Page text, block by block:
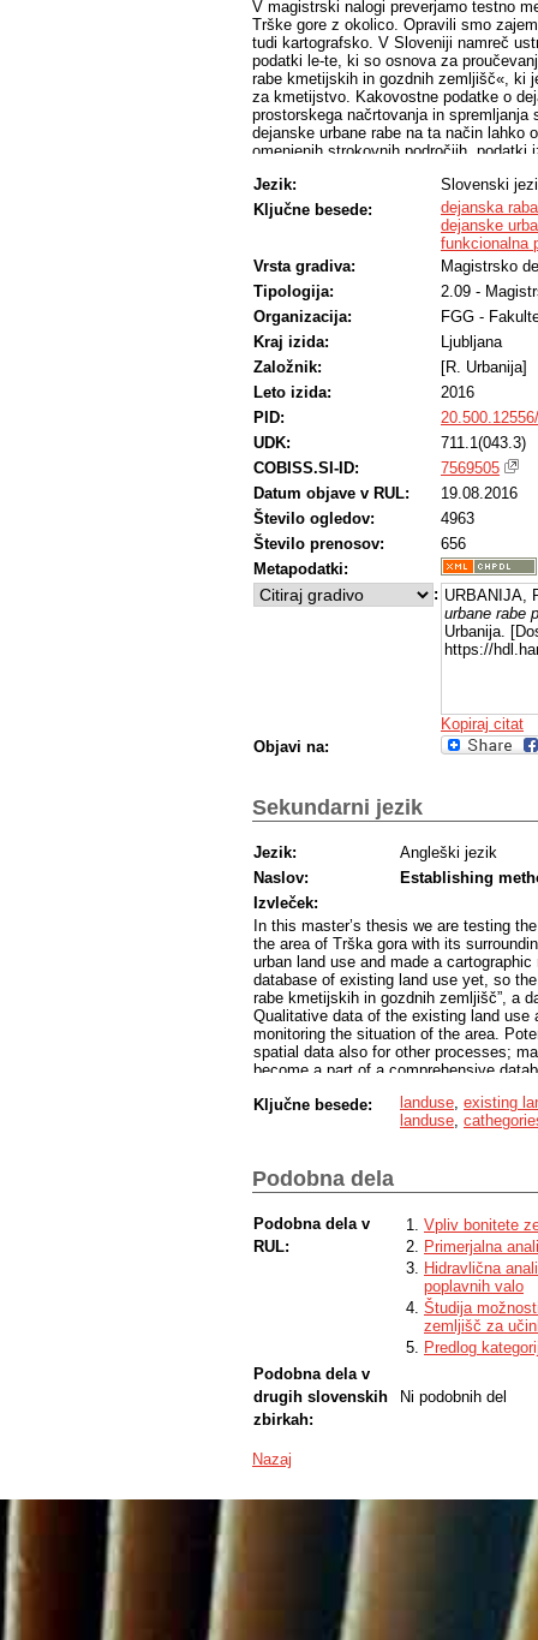
V magistrski nalogi preverjamo testno
Trške gore z okolico. Opravili smo
tudi kartografsko. V Sloveniji namreč
podatki le-te, ki so osnova za
rabe kmetijskih in gozdnih zemljišč«, ki
za kmetijstvo. Kakovostne podatke o
prostorskega načrtovanja in
dejanske urbane rabe na ta način lahko
omenjenih strokovnih področjih, podatki
dejanske rabe prostora, seveda pa
usklajevanja.
Jezik:
Slovenski
Ključne besede:
dejanska
dejanske
funkcionalna
Vrsta gradiva:
Magistrsko
Tipologija:
2.09 -
Organizacija:
FGG -
Kraj izida:
Ljubljana
Založnik:
[R. Urbanija]
Leto izida:
2016
PID:
UDK:
711.1(043.3)
COBISS.SI-ID:
7569505
Datum objave v RUL:
19.08.2016
Število ogledov:
4963
Število prenosov:
656
Metapodatki:
: URBANIJA,
urbane rabe
Urbanija.
https://
Kopiraj citat
Objavi na:
Sekundarni jezik
Jezik:
Angleški jezik
Naslov:
Establishing
Izvleček:
In this master’s thesis we are testing
the area of Trška gora with its
urban land use and made a
database of existing land use yet, so
rabe kmetijskih in gozdnih zemljišč”, a
Qualitative data of the existing land use
monitoring the situation of the area.
spatial data also for other processes;
become a part of a comprehensive
Ključne besede:
landuse existing
landuse
Podobna dela
Podobna dela v
RUL:
Vpliv bonitete
Primerjalna
Hidravlična
poplavnih valo
Študija
zemljišč za
Predlog
Podobna dela v
drugih slovenskih
zbirkah:
Ni podobnih del
Nazaj